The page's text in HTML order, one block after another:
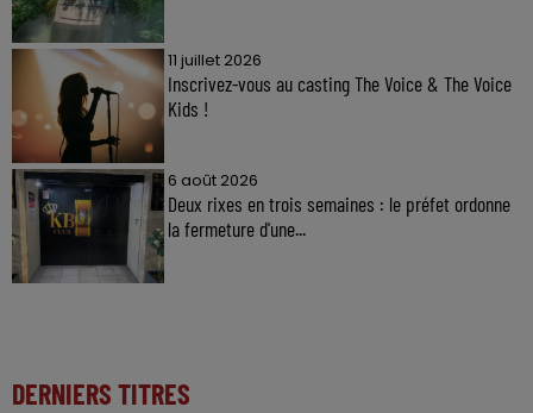
11 juillet 2026
Inscrivez-vous au casting The Voice & The Voice
Kids !
6 août 2026
Deux rixes en trois semaines : le préfet ordonne
la fermeture d'une...
DERNIERS TITRES